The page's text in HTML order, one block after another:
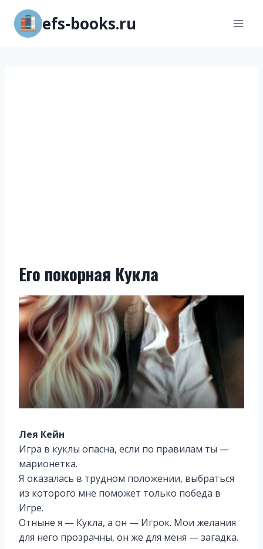
Перейти
содержимому
efs-books.ru
Его покорная Кукла
Лея Кейн
Игра в куклы опасна, если по правилам ты —
марионетка.
Я оказалась в трудном положении, выбраться
из которого мне поможет только победа в
Игре.
Отныне я — Кукла, а он — Игрок. Мои желания
для него прозрачны, он же для меня — загадка.